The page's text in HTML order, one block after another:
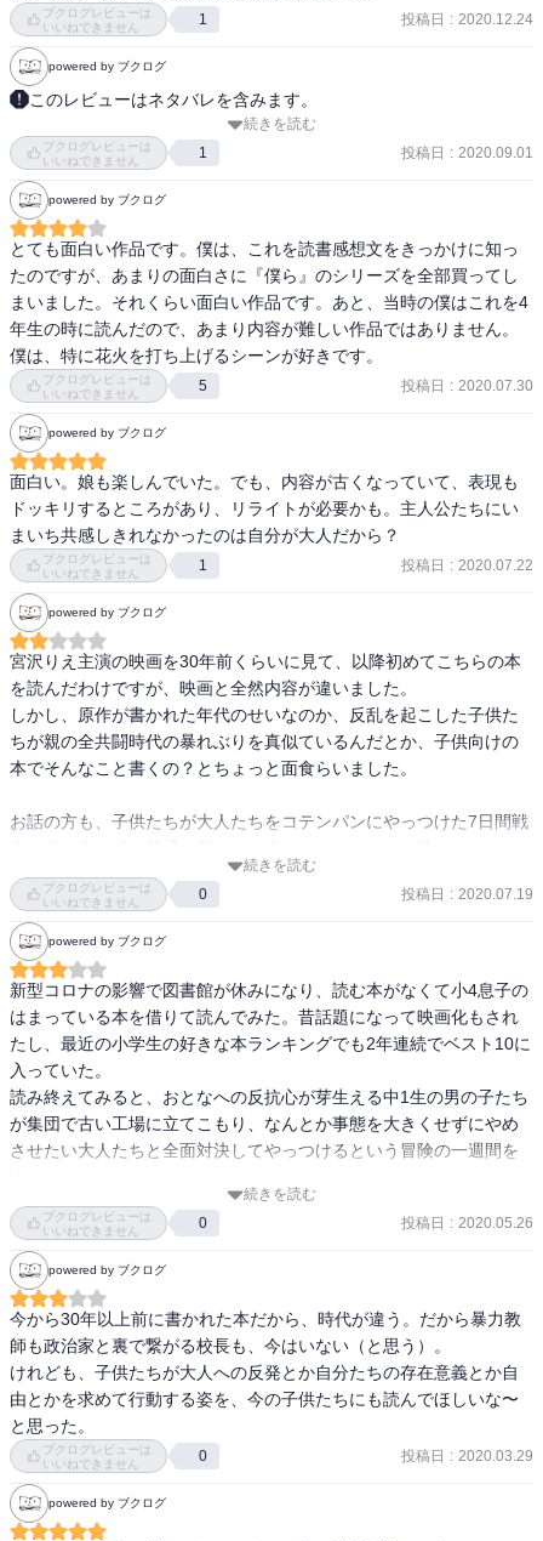
ブクログレビューは
いいねできません
1 投稿日 : 2020.12.24
powered by ブクログ
このレビューはネタバレを含みます。
考えられた悪戯、面白い発想にワクワクして読んでいたのを覚えて
る
この危機をどう乗り越えるんだろう、どんな結末になるんだろう、
毎回そう考えながら読んでいた文庫本
続きを読む
ブクログレビューは
いいねできません
1 投稿日 : 2020.09.01
powered by ブクログ
とても面白い作品です。僕は、これを読書感想文をきっかけに知っ
たのですが、あまりの面白さに『僕ら』のシリーズを全部買ってし
まいました。それくらい面白い作品です。あと、当時の僕はこれを4
年生の時に読んだので、あまり内容が難しい作品ではありません。
僕は、特に花火を打ち上げるシーンが好きです。
ブクログレビューは
いいねできません
5 投稿日 : 2020.07.30
powered by ブクログ
面白い。娘も楽しんでいた。でも、内容が古くなっていて、表現も
ドッキリするところがあり、リライトが必要かも。主人公たちにい
まいち共感しきれなかったのは自分が大人だから？
ブクログレビューは
いいねできません
1 投稿日 : 2020.07.22
powered by ブクログ
宮沢りえ主演の映画を30年前くらいに見て、以降初めてこちらの本
を読んだわけですが、映画と全然内容が違いました。
しかし、原作が書かれた年代のせいなのか、反乱を起こした子供た
ちが親の全共闘時代の暴れぶりを真似ているんだとか、子供向けの
本でそんなこと書くの？とちょっと面食らいました。
お話の方も、子供たちが大人たちをコテンパンにやっつけた7日間戦
あとに何にも心に残りませんでした。
続きを読む
ブクログレビューは
いいねできません
0 投稿日 : 2020.07.19
powered by ブクログ
新型コロナの影響で図書館が休みになり、読む本がなくて小4息子の
はまっている本を借りて読んでみた。昔話題になって映画化もされ
たし、最近の小学生の好きな本ランキングでも2年連続でベスト10に
入っていた。
読み終えてみると、おとなへの反抗心が芽生える中1生の男の子たち
が集団で古い工場に立てこもり、なんとか事態を大きくせずにやめ
させたい大人たちと全面対決してやっつけるという冒険の一週間を
おとなになってしまった自分が読むと、こんなにうまいこといくか
なあとちょっとひねくれた見方をしてしまうけれど、息子が大はま
りしてしまうところをみると、いろんな仕掛けで大人をぎゃふんと
いわせるところがおもしろいんだろうなあと思う。迷路を作って先
生たちをひどい目にあわせたり、大人の悪事をばらしたり、裏をか
いてあっけにとられる大人を見て大笑いしたり、そんなことを仲間
と考え実行するのが楽しいんだろうなあ。こんなに熱くなってみん
なでひとつのことをなしとげるなんて、最近少ないもんね。
もし自分の息子がこの中にいたら、それこそ自分があわわ…となり
そうだけど。
続きを読む
ブクログレビューは
いいねできません
0 投稿日 : 2020.05.26
powered by ブクログ
今から30年以上前に書かれた本だから、時代が違う。だから暴力教
師も政治家と裏で繋がる校長も、今はいない（と思う）。
けれども、子供たちが大人への反発とか自分たちの存在意義とか自
由とかを求めて行動する姿を、今の子供たちにも読んでほしいな〜
と思った。
ブクログレビューは
いいねできません
0 投稿日 : 2020.03.29
powered by ブクログ